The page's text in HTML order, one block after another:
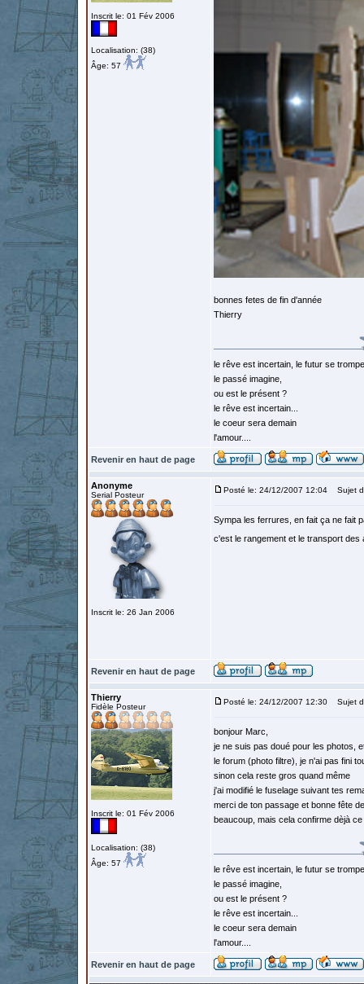
Inscrit le: 01 Fév 2006
Localisation: (38)
Âge: 57
bonnes fetes de fin d'année
Thierry
le rêve est incertain, le futur se trompe
le passé imagine,
ou est le présent ?
le rêve est incertain...
le coeur sera demain
l'amour....
Revenir en haut de page
Anonyme
Serial Posteur
Inscrit le: 26 Jan 2006
Posté le: 24/12/2007 12:04 Sujet
Sympa les ferrures, en fait ça ne fait
c'est le rangement et le transport
Revenir en haut de page
Thierry
Fidèle Posteur
Inscrit le: 01 Fév 2006
Localisation: (38)
Âge: 57
Posté le: 24/12/2007 12:30 Sujet
bonjour Marc,
je ne suis pas doué pour les photos,
le forum (photo filtre), je n'ai pas fini
sinon cela reste gros quand même
j'ai modifié le fuselage suivant tes
merci de ton passage et bonne fête
beaucoup, mais cela confirme dèjà
le rêve est incertain, le futur se trompe
le passé imagine,
ou est le présent ?
le rêve est incertain...
le coeur sera demain
l'amour....
Revenir en haut de page